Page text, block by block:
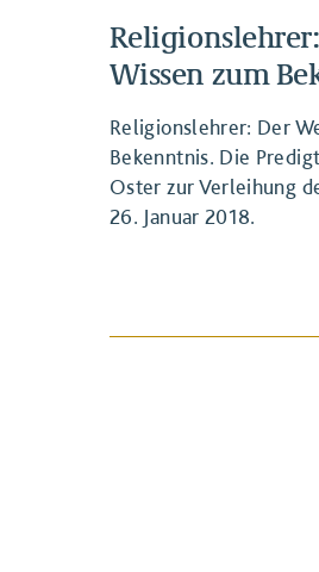
Wissen zum
Religionslehrer: Der
Bekenntnis. Die
Oster zur Verleihung
26. Januar 2018.